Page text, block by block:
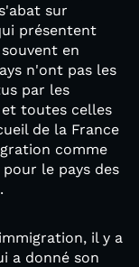
sur
présentent
en
n'ont pas les
par les
toutes celles
de la France
comme
le pays des
il y a
a donné son